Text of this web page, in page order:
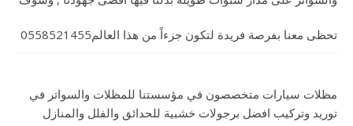
تحظى معنا بفرصة فريدة لتكون جزءاً من هذا العالم0558521455
مظلات سيارات متخصصون في مؤسستنا للمظلات والسواتر في
توريد وتركيب افضل برجولات خشبية للحدائق والفلل والمنازل